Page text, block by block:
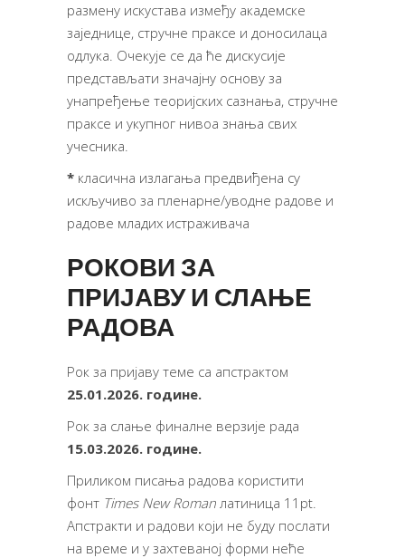
размену искустава између академске
заједнице, стручне праксе и доносилаца
одлука. Очекује се да ће дискусије
представљати значајну основу за
унапређење теоријских сазнања, стручне
праксе и укупног нивоа знања свих
учесника.
* класична излагања предвиђена су
искључиво за пленарне/уводне радове и
радове младих истраживача
РОКОВИЗА
ПРИЈАВУИ СЛАЊЕ
РАДОВА
Рок за пријаву теме са апстрактом
25.01.2026. године.
Рок за слање финалне верзије рада
15.03.2026. године.
Приликом писања радова користити
фонт Times New Roman латиница 11pt.
Апстракти и радови који не буду послати
на време и у захтеваној форми неће